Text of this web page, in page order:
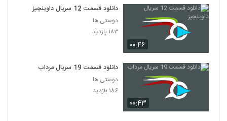
۰۰:۴۶
دانلود قسمت 12 سریال داوینچیز
دوستی ها
۱۸۳ بازدید
۰۰:۴۳
دانلود قسمت 19 سریال مرداب
دوستی ها
۱۸۶ بازدید